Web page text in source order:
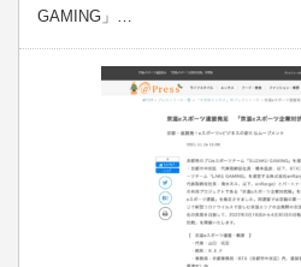
GAMING」…